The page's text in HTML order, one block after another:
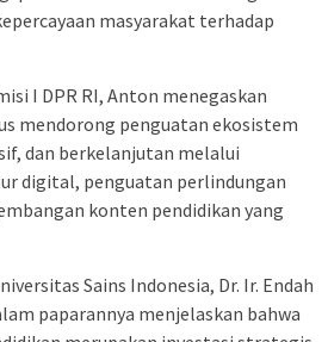
masyarakat terhadap
I DPR RI, Anton menegaskan
mendorong penguatan ekosistem
dan berkelanjutan melalui
digital, penguatan perlindungan
konten pendidikan yang
Sains Indonesia, Dr. Ir. Endah
paparannya menjelaskan bahwa